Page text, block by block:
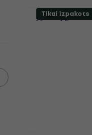
AKG
Vocal/
Tikai izpakots